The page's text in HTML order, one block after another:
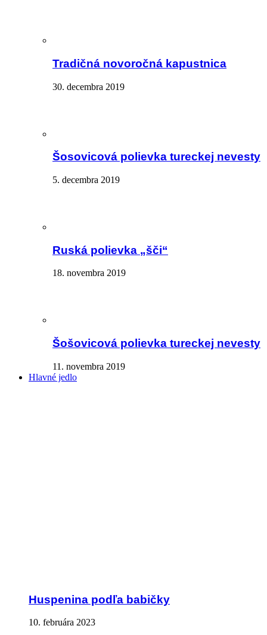
Tradičná novoročná kapustnica
30. decembra 2019
Šosovicová polievka tureckej nevesty
5. decembra 2019
Ruská polievka „šči“
18. novembra 2019
Šošovicová polievka tureckej nevesty
11. novembra 2019
Hlavné jedlo
Huspenina podľa babičky
10. februára 2023